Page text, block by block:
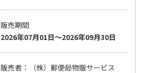
販売期間
2026年07月01日～2026年09月30日
販売者：（株）郵便局物販サービス